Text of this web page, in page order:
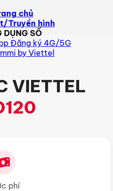
chủ
Truyền hình
DỤNG SỐ
Đăng ký 4G/5G
by Viettel
VIETTEL
phí